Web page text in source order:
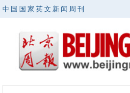
中国国家英文新闻周刊